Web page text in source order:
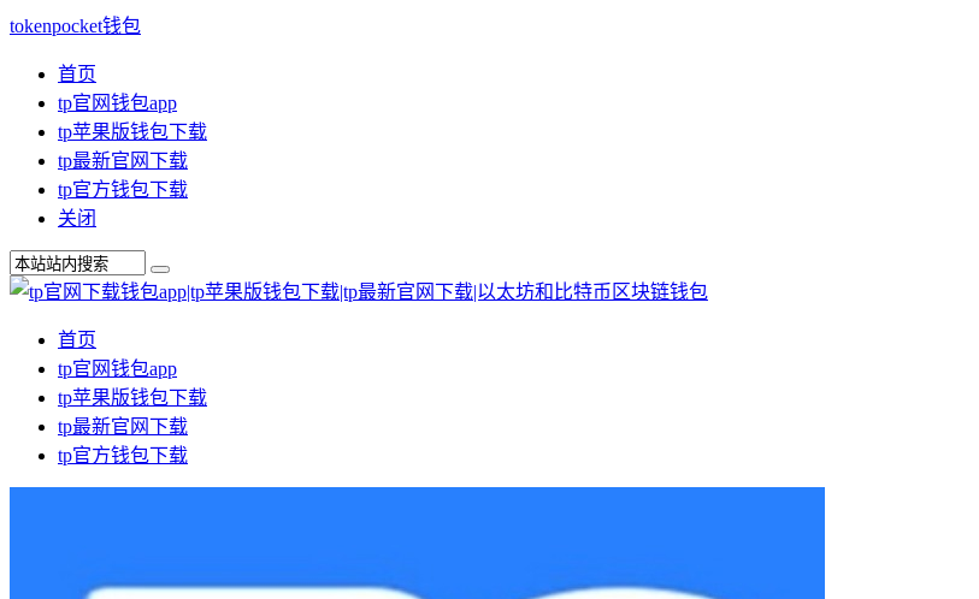
tokenpocket钱包
首页
tp官网钱包app
tp苹果版钱包下载
tp最新官网下载
tp官方钱包下载
关闭
首页
tp官网钱包app
tp苹果版钱包下载
tp最新官网下载
tp官方钱包下载